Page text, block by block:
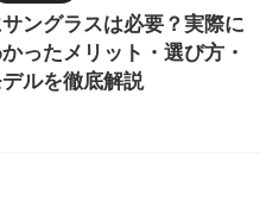
ングラスは必要？実際に
ったメリット・選び方・
ルを徹底解説